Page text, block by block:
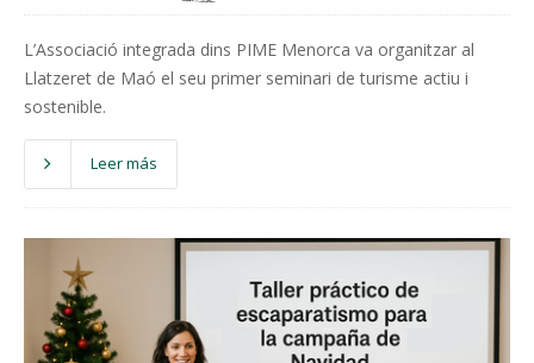
L’Associació integrada dins PIME Menorca va organitzar al
Llatzeret de Maó el seu primer seminari de turisme actiu i
sostenible.
Leer más